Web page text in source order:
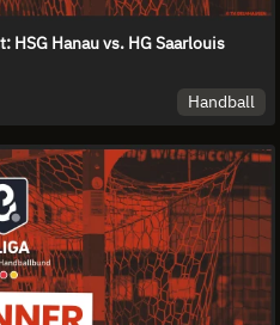
HSG Hanau vs. HG Saarlouis
Handball